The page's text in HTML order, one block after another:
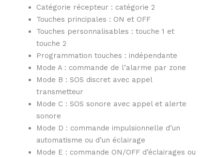
Catégorie récepteur : catégorie 2
Touches principales : ON et OFF
Touches personnalisables : touche 1 et
touche 2
Programmation touches : indépendante
Mode A : commande de l’alarme par zone
Mode B : SOS discret avec appel
transmetteur
Mode C : SOS sonore avec appel et alerte
sonore
Mode D : commande impulsionnelle d’un
automatisme ou d’un éclairage
Mode E : commande ON/OFF d’éclairages ou